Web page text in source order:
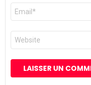
E-
mail
*
Site
web